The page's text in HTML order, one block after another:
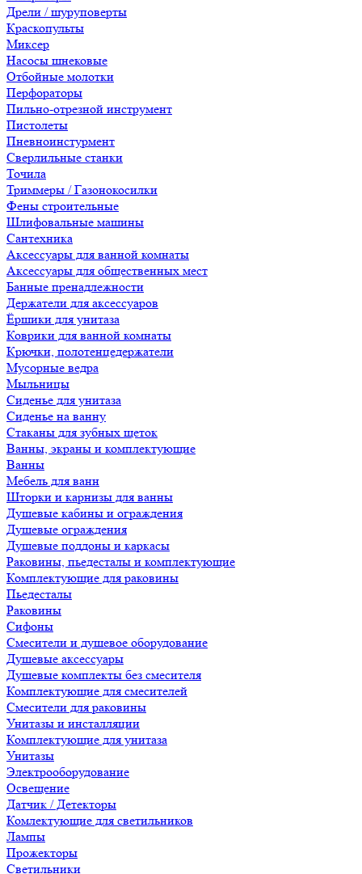
Дрели / шуруповерты
Краскопульты
Миксер
Насосы шнековые
Отбойные молотки
Перфораторы
Пильно-отрезной инструмент
Пистолеты
Пневноинстурмент
Сверлильные станки
Точила
Триммеры / Газонокосилки
Фены строительные
Шлифовальные машины
Сантехника
Аксессуары для ванной комнаты
Аксессуары для общественных мест
Банные пренадлежности
Держатели для аксессуаров
Ёршики для унитаза
Коврики для ванной комнаты
Крючки, полотенцедержатели
Мусорные ведра
Мыльницы
Сиденье для унитаза
Сиденье на ванну
Стаканы для зубных щеток
Ванны, экраны и комплектующие
Ванны
Мебель для ванн
Шторки и карнизы для ванны
Душевые кабины и ограждения
Душевые ограждения
Душевые поддоны и каркасы
Раковины, пьедесталы и комплектующие
Комплектующие для раковины
Пьедесталы
Раковины
Сифоны
Смесители и душевое оборудование
Душевые аксессуары
Душевые комплекты без смесителя
Комплектующие для смесителей
Смесители для раковины
Унитазы и инсталляции
Комплектующие для унитаза
Унитазы
Электрооборудование
Освещение
Датчик / Детекторы
Комлектующие для светильников
Лампы
Прожекторы
Светильники